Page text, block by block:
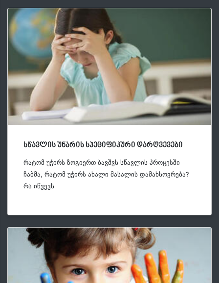
სწავლის უნარის სპეციფიკური დარღვევები
რატომ უჭირს ზოგიერთ ბავშვს სწავლის პროცესში
ჩაბმა, რატომ უჭირს ახალი მასალის დამახსოვრება?
რა იწვევს